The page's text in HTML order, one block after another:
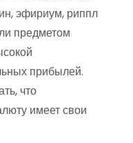
эфириум, риппл
предметом
прибылей.
что
имеет свои